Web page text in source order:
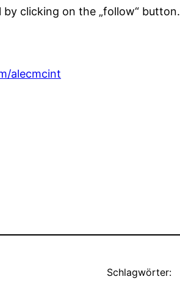
clicking on the „follow“ button.
alecmcint
Schlagwörter: